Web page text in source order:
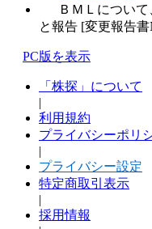
ＢＭＬについ
と報告 [変更報告書
PC版を表示
「株探」について
|
利用規約
プライバシーポリ
|
プライバシー設定
特定商取引表示
|
採用情報